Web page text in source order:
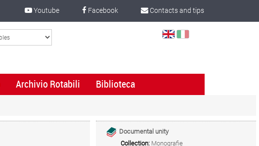
Contacts and tips
Facebook
Youtube
Select
Archivio Rotabili Biblioteca
Documental unity
Collection: Monografie